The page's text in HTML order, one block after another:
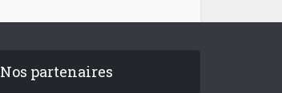
Nos partenaires